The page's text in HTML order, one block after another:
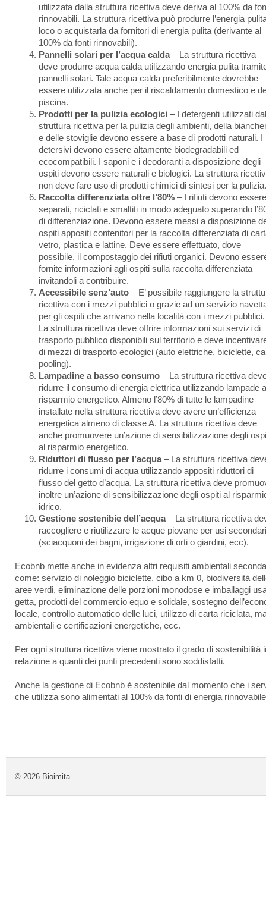
utilizzata dalla struttura ricettiva deve deriva al 100% da
rinnovabili. La struttura ricettiva può produrre l’energia
loco o acquistarla da fornitori di energia pulita (derivante al
100% da fonti rinnovabili).
Pannelli solari per l’acqua calda– La struttura ricettiva
deve produrre acqua calda utilizzando energia pulita
pannelli solari. Tale acqua calda preferibilmente dovrebbe
essere utilizzata anche per il riscaldamento domestico e
piscina.
Prodotti per la pulizia ecologici – I detergenti utilizzati
struttura ricettiva per la pulizia degli ambienti, della
e delle stoviglie devono essere a base di prodotti naturali. I
detersivi devono essere altamente biodegradabili ed
ecocompatibili. I saponi e i deodoranti a disposizione degli
ospiti devono essere naturali e biologici. La struttura
non deve fare uso di prodotti chimici di sintesi per la pulizia.
Raccolta differenziata oltre l’80% – I rifiuti devono essere
separati, riciclati e smaltiti in modo adeguato superando
di differenziazione. Devono essere messi a disposizione
ospiti appositi contenitori per la raccolta differenziata di
vetro, plastica e lattine. Deve essere effettuato, dove
possibile, il compostaggio dei rifiuti organici. Devono
fornite informazioni agli ospiti sulla raccolta differenziata
invitandoli a contribuire.
Accessibile senz’auto – E’ possibile raggiungere la
ricettiva con i mezzi pubblici o grazie ad un servizio
per gli ospiti che arrivano nella località con i mezzi pubblici.
La struttura ricettiva deve offrire informazioni sui servizi di
trasporto pubblico disponibili sul territorio e deve
di mezzi di trasporto ecologici (auto elettriche, biciclette,
pooling).
Lampadine a basso consumo – La struttura ricettiva
ridurre il consumo di energia elettrica utilizzando lampade a
risparmio energetico. Almeno l’80% di tutte le lampadine
installate nella struttura ricettiva deve avere un’efficienza
energetica almeno di classe A. La struttura ricettiva deve
anche promuovere un’azione di sensibilizzazione degli
al risparmio energetico.
Riduttori di flusso per l’acqua– La struttura ricettiva
ridurre i consumi di acqua utilizzando appositi riduttori di
flusso del getto d’acqua. La struttura ricettiva deve
inoltre un’azione di sensibilizzazione degli ospiti al
idrico.
Gestione sostenibie dell’acqua– La struttura ricettiva
raccogliere e riutilizzare le acque piovane per usi secondari
(sciacquoni dei bagni, irrigazione di orti o giardini, ecc).
Ecobnb mette anche in evidenza altri requisiti ambientali
come: servizio di noleggio biciclette, cibo a km 0, biodiversità
aree verdi, eliminazione delle porzioni monodose e imballaggi
getta, prodotti del commercio equo e solidale, sostegno
locale, controllo automatico delle luci, utilizzo di carta riciclata,
ambientali e certificazioni energetiche, ecc.
Per ogni struttura ricettiva viene mostrato il grado di sostenibilità
relazione a quanti dei punti precedenti sono soddisfatti.
Anche la gestione di Ecobnb è sostenibile dal momento che i
che utilizza sono alimentati al 100% da fonti di energia
© 2026 Bioimita